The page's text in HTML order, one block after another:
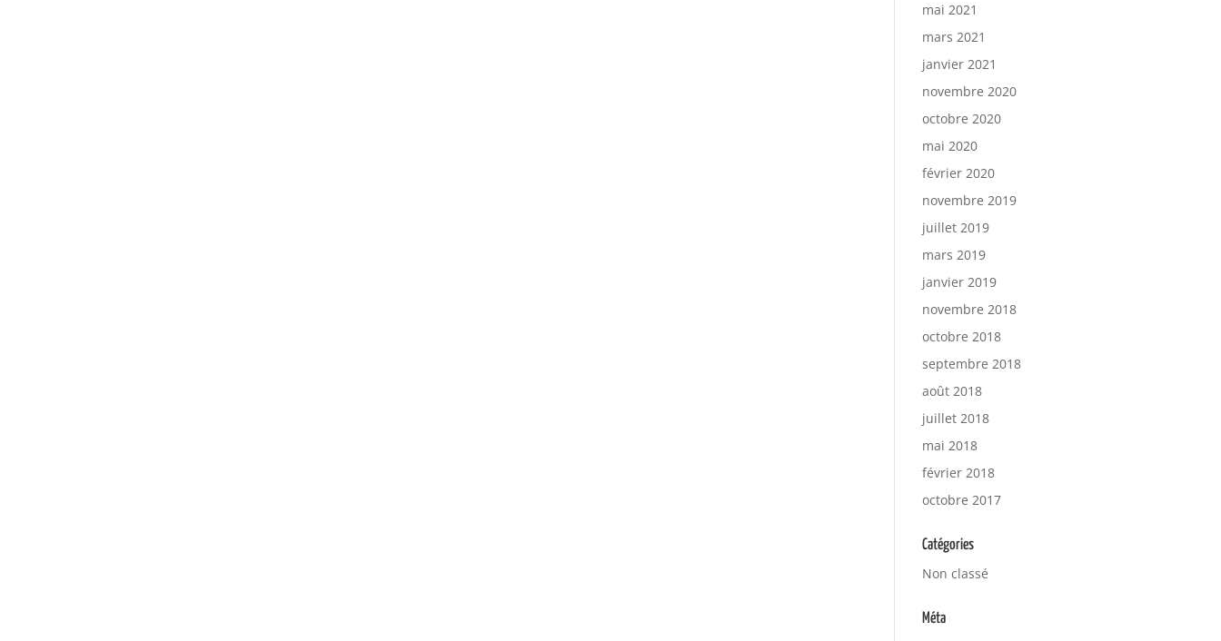
mai 2021
mars 2021
janvier 2021
novembre 2020
octobre 2020
mai 2020
février 2020
novembre 2019
juillet 2019
mars 2019
janvier 2019
novembre 2018
octobre 2018
septembre 2018
août 2018
juillet 2018
mai 2018
février 2018
octobre 2017
Catégories
Non classé
Méta